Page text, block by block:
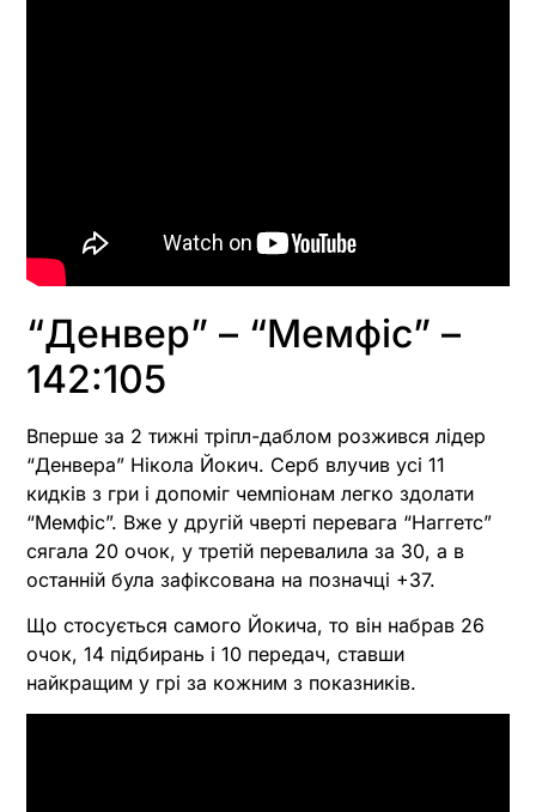
“Денвер” – “Мемфіс” –
142:105
Вперше за 2 тижні тріпл-даблом розжився лідер
“Денвера” Нікола Йокич. Серб влучив усі 11
кидків з гри і допоміг чемпіонам легко здолати
“Мемфіс”. Вже у другій чверті перевага “Наггетс”
сягала 20 очок, у третій перевалила за 30, а в
останній була зафіксована на позначці +37.
Що стосується самого Йокича, то він набрав 26
очок, 14 підбирань і 10 передач, ставши
найкращим у грі за кожним з показників.